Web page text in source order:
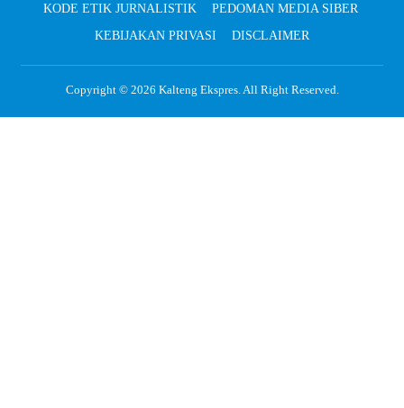
KODE ETIK JURNALISTIK
PEDOMAN MEDIA SIBER
KEBIJAKAN PRIVASI
DISCLAIMER
Copyright © 2026 Kalteng Ekspres. All Right Reserved.